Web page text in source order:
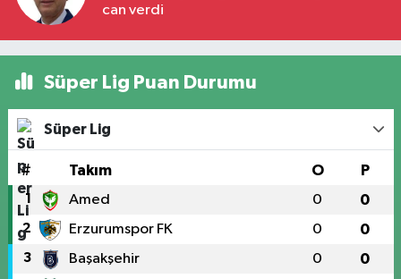
can verdi
Süper Lig Puan Durumu
Süper Lig
# Takım O P
1 Amed 0 0
2 Erzurumspor FK 0 0
3 Başakşehir 0 0